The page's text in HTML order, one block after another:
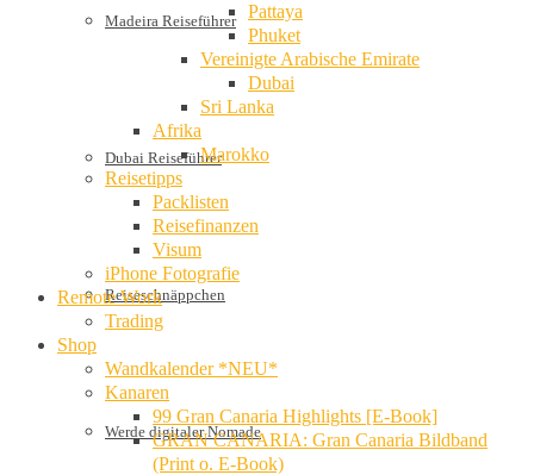
Madeira Reiseführer
Dubai Reiseführer
Reiseschnäppchen
Werde digitaler Nomade
Pattaya
Phuket
Vereinigte Arabische Emirate
Dubai
Sri Lanka
Afrika
Marokko
Reisetipps
Packlisten
Reisefinanzen
Visum
iPhone Fotografie
Remote Work
Trading
Shop
Wandkalender *NEU*
Kanaren
99 Gran Canaria Highlights [E-Book]
GRAN CANARIA: Gran Canaria Bildband
(Print o. E-Book)